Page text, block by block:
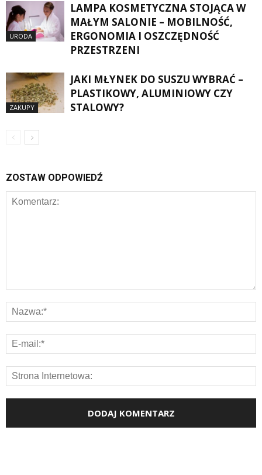
URODA
LAMPA KOSMETYCZNA STOJĄCA W
MAŁYM SALONIE – MOBILNOŚĆ,
ERGONOMIA I OSZCZĘDNOŚĆ
PRZESTRZENI
ZAKUPY
JAKI MŁYNEK DO SUSZU WYBRAĆ –
PLASTIKOWY, ALUMINIOWY CZY
STALOWY?
ZOSTAW ODPOWIEDŹ